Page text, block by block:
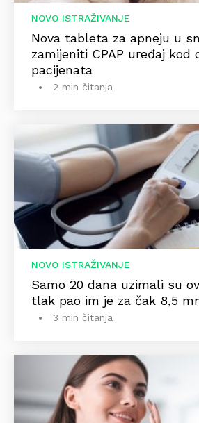
NOVO ISTRAŽIVANJE
Nova tableta za apneju u
zamijeniti CPAP uređaj kod
pacijenata
2 min čitanja
NOVO ISTRAŽIVANJE
Samo 20 dana uzimali su
tlak pao im je za čak 8,5
3 min čitanja